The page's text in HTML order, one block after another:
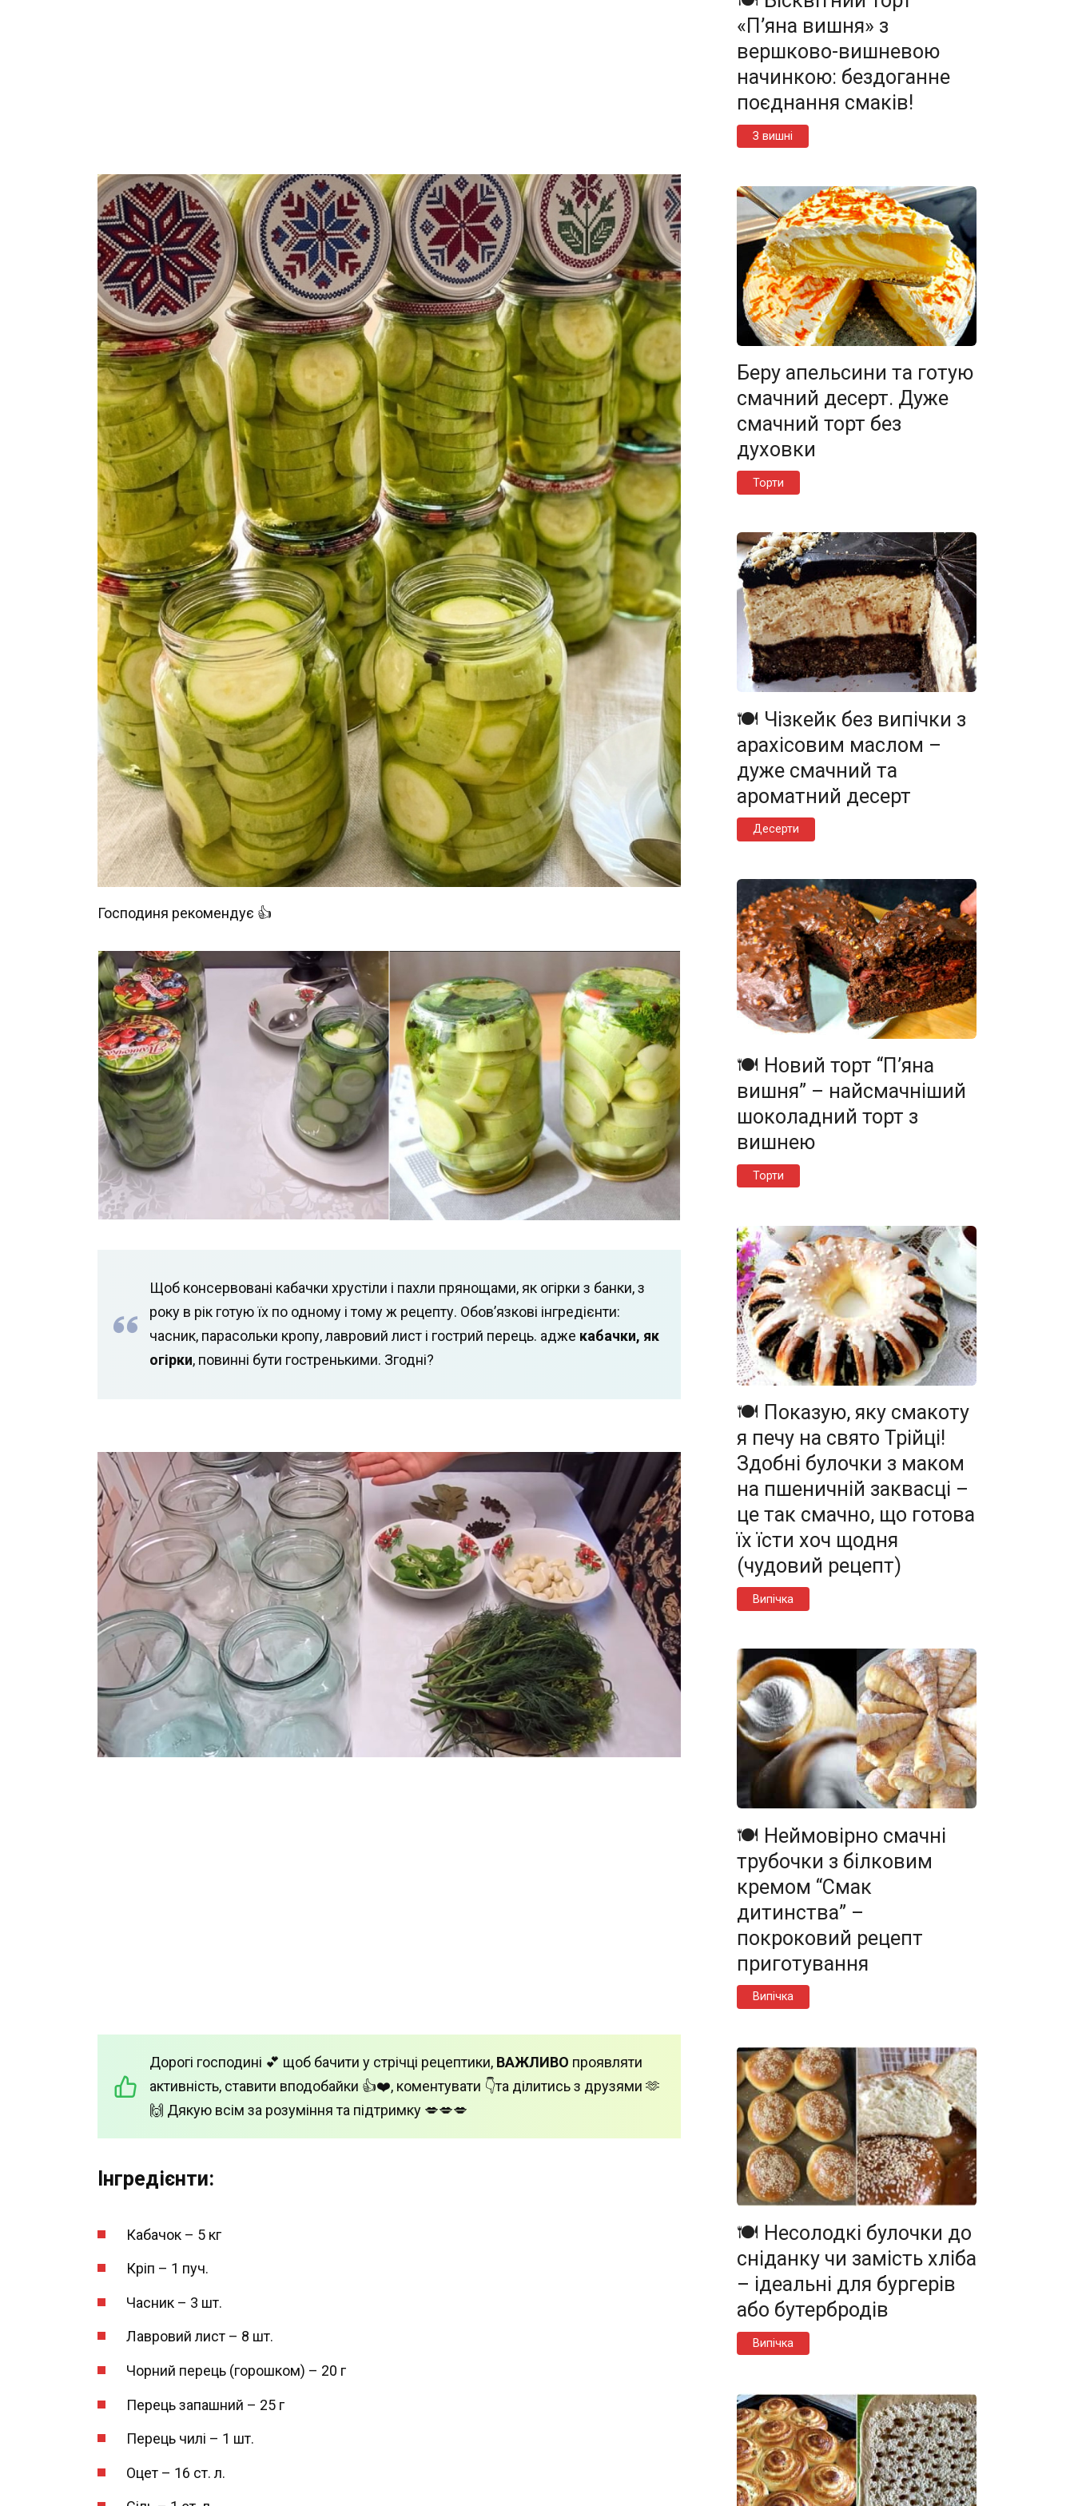
Господиня рекомендує 👍
Щоб консервовані кабачки хрустіли і пахли прянощами, як огірки з банки, з
року в рік готую їх по одному і тому ж рецепту. Обов’язкові інгредієнти:
часник, парасольки кропу, лавровий лист і гострий перець. адже кабачки, як
огірки, повинні бути гостренькими. Згодні?
Дорогі господині 💕 щоб бачити у стрічці рецептики, ВАЖЛИВО проявляти
активність, ставити вподобайки 👍❤️, коментувати 👇та ділитись з друзями 🫶
🙌 Дякую всім за розуміння та підтримку 💋💋💋
Інгредієнти:
Кабачок – 5 кг
Кріп – 1 пуч.
Часник – 3 шт.
Лавровий лист – 8 шт.
Чорний перець (горошком) – 20 г
Перець запашний – 25 г
Перець чилі – 1 шт.
Оцет – 16 ст. л.
«П’яна вишня» з
вершково-вишневою
начинкою: бездоганне
поєднання смаків!
З вишні
Беру апельсини та готую
смачний десерт. Дуже
смачний торт без
духовки
Торти
🍽️ Чізкейк без випічки з
арахісовим маслом –
дуже смачний та
ароматний десерт
Десерти
🍽️ Новий торт “П’яна
вишня” – найсмачніший
шоколадний торт з
вишнею
Торти
🍽️ Показую, яку смакоту
я печу на свято Трійці!
Здобні булочки з маком
на пшеничній заквасці –
це так смачно, що готова
їх їсти хоч щодня
(чудовий рецепт)
Випічка
🍽️ Неймовірно смачні
трубочки з білковим
кремом “Смак
дитинства” –
покроковий рецепт
приготування
Випічка
🍽️ Несолодкі булочки до
сніданку чи замість хліба
– ідеальні для бургерів
або бутербродів
Випічка